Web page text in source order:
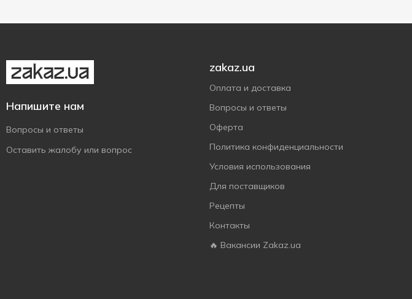
Напишите нам
Вопросы и ответы
Оставить жалобу или вопрос
zakaz.ua
Оплата и доставка
Вопросы и ответы
Оферта
Политика конфиденциальности
Условия использования
Для поставщиков
Рецепты
Контакты
🔥 Вакансии Zakaz.ua